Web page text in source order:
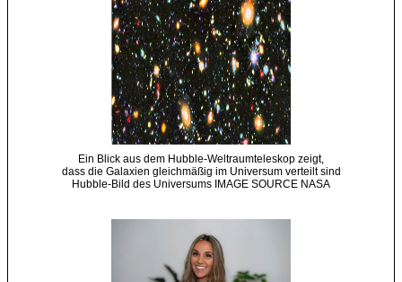
Ein Blick aus dem Hubble-Weltraumteleskop zeigt,
dass die Galaxien gleichmäßig im Universum verteilt sind
Hubble-Bild des Universums IMAGE SOURCE NASA